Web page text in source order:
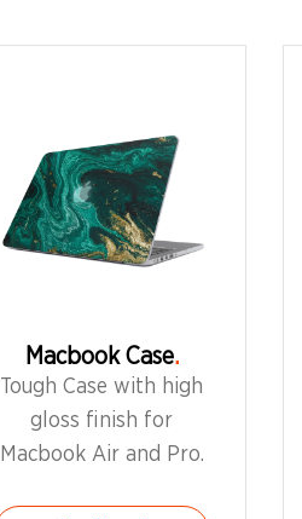
Macbook Case
Tough Case with high
gloss finish for
Macbook Air and Pro.